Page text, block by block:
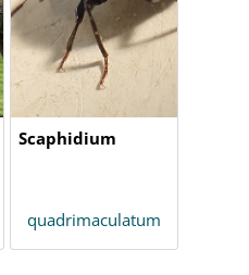
Scaphidium
quadrimaculatum